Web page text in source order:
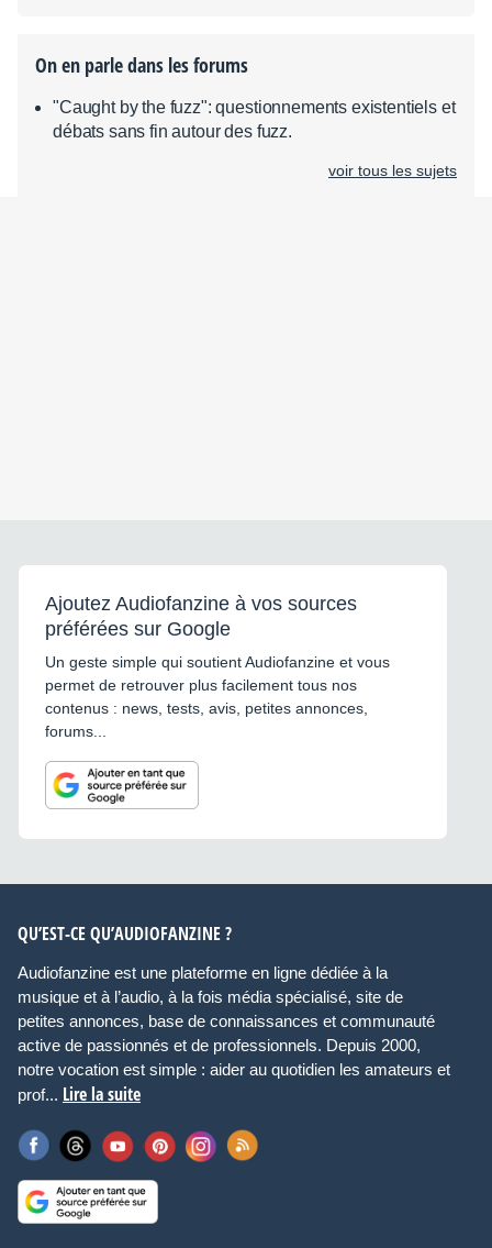
On en parle dans les forums
"Caught by the fuzz": questionnements existentiels et
débats sans fin autour des fuzz.
voir tous les sujets
Ajoutez Audiofanzine à vos sources
préférées sur Google
Un geste simple qui soutient Audiofanzine et vous
permet de retrouver plus facilement tous nos
contenus : news, tests, avis, petites annonces,
forums...
QU’EST-CE QU’AUDIOFANZINE ?
Audiofanzine est une plateforme en ligne dédiée à la
musique et à l’audio, à la fois média spécialisé, site de
petites annonces, base de connaissances et communauté
active de passionnés et de professionnels. Depuis 2000,
notre vocation est simple : aider au quotidien les amateurs et
prof... Lire la suite